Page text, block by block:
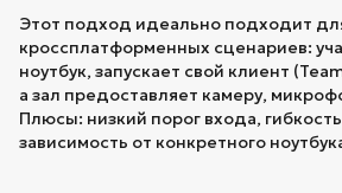
Этот подход идеально подходит
кроссплатформенных сценариев:
ноутбук, запускает свой клиент
а зал предоставляет камеру,
Плюсы: низкий порог входа,
зависимость от конкретного